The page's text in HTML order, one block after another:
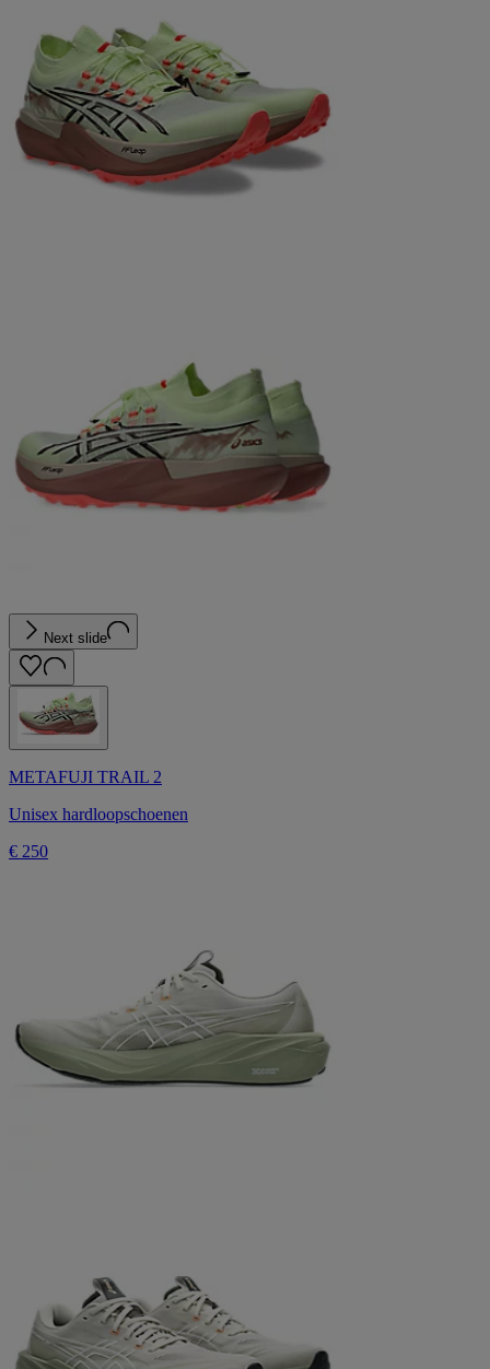
Next slide
METAFUJI TRAIL 2
Unisex hardloopschoenen
€ 250